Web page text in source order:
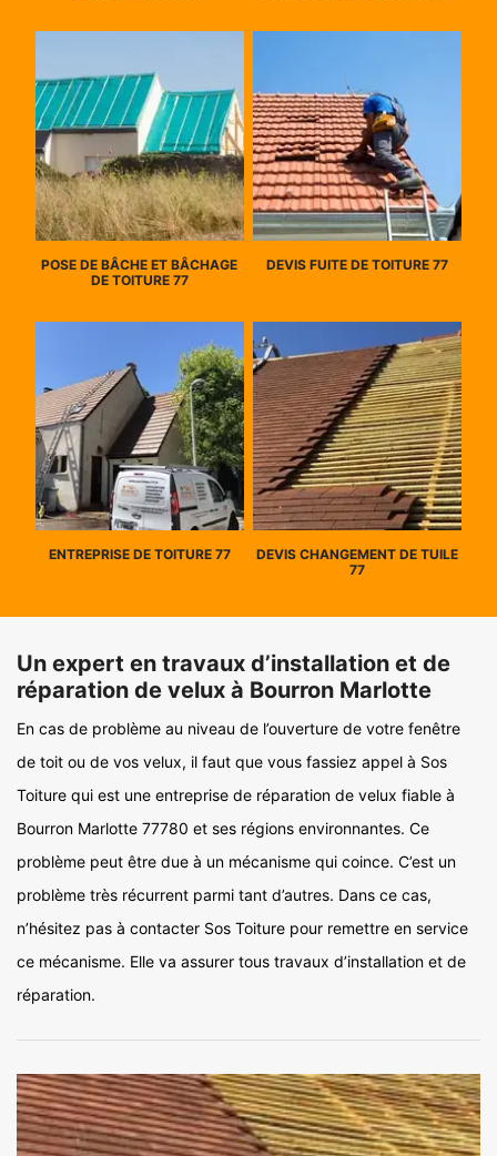
POSE DE BÂCHE ET BÂCHAGE
DE TOITURE 77
DEVIS FUITE DE TOITURE 77
ENTREPRISE DE TOITURE 77
DEVIS CHANGEMENT DE TUILE
77
Un expert en travaux d’installation et de
réparation de velux à Bourron Marlotte
En cas de problème au niveau de l’ouverture de votre fenêtre
de toit ou de vos velux, il faut que vous fassiez appel à Sos
Toiture qui est une entreprise de réparation de velux fiable à
Bourron Marlotte 77780 et ses régions environnantes. Ce
problème peut être due à un mécanisme qui coince. C’est un
problème très récurrent parmi tant d’autres. Dans ce cas,
n’hésitez pas à contacter Sos Toiture pour remettre en service
ce mécanisme. Elle va assurer tous travaux d’installation et de
réparation.